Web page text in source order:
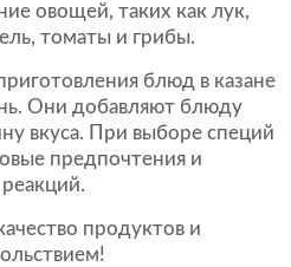
овощей, таких как лук,
томаты и грибы.
блюд в казане
Они добавляют блюду
вкуса. При выборе специй
предпочтения и
продуктов и